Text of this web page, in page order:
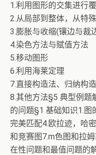
1.利用图形的交集进行
2.从局部到整体，从特
3.膨胀与收缩(镶边与裁
4.染色方法与赋值方法
5.移动图形
6.利用海莱定理
7.直接构造法、归纳构
8.其他方法§5 典型例题
的问题§1 基础知识1.图
完美匹配4.欧拉迹，哈
和竞赛图7.m色图和拉
在性问题和最值问题的